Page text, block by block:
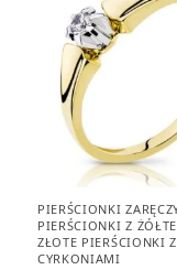
PIERŚCIONKI
PIERŚCIONKI Z
ZŁOTE PIERŚCIONKI Z
CYRKONIAMI